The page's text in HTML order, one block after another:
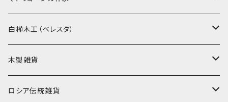
イコンモチーフ
クリスマス
ノリンスクの子達
イリーナ・ヴァトゥルーシキナ
タマラ・コリエワ
ナジェジダ・イワンツォワ
白樺木工（ベレスタ）
型押しの箱
キャニスター
木製雑貨
ニードルケース・お針刺し
ロシア伝統雑貨